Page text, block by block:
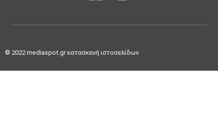
© 2022mediaspot.gr κατασκευή ιστοσελίδων